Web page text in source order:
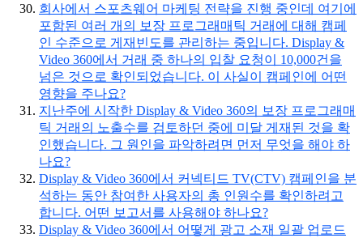
회사에서 스포츠웨어 마케팅 전략을 진행 중인데 여기에
포함된 여러 개의 보장 프로그래매틱 거래에 대해 캠페
인 수준으로 게재빈도를 관리하는 중입니다. Display &
Video 360에서 거래 중 하나의 입찰 요청이 10,000건을
넘은 것으로 확인되었습니다. 이 사실이 캠페인에 어떤
영향을 주나요?
지난주에 시작한 Display & Video 360의 보장 프로그래매
틱 거래의 노출수를 검토하던 중에 미달 게재된 것을 확
인했습니다. 그 원인을 파악하려면 먼저 무엇을 해야 하
나요?
Display & Video 360에서 커넥티드 TV(CTV) 캠페인을 분
석하는 동안 참여한 사용자의 총 인원수를 확인하려고
합니다. 어떤 보고서를 사용해야 하나요?
Display & Video 360에서 어떻게 광고 소재 일괄 업로드